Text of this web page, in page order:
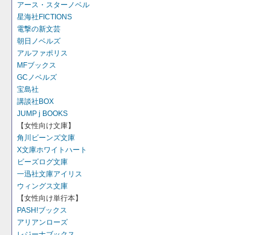
アース・スターノベル
星海社FICTIONS
電撃の新文芸
朝日ノベルズ
アルファポリス
MFブックス
GCノベルズ
宝島社
講談社BOX
JUMP j BOOKS
【女性向け文庫】
角川ビーンズ文庫
X文庫ホワイトハート
ビーズログ文庫
一迅社文庫アイリス
ウィングス文庫
【女性向け単行本】
PASH!ブックス
アリアンローズ